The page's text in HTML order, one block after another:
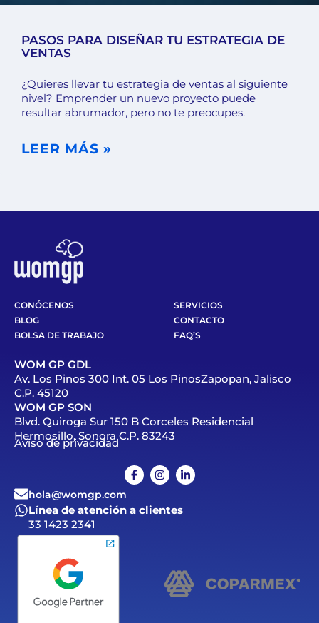
PASOS PARA DISEÑAR TU ESTRATEGIA DE
VENTAS
¿Quieres llevar tu estrategia de ventas al siguiente
nivel? Emprender un nuevo proyecto puede
resultar abrumador, pero no te preocupes.
LEER MÁS »
CONÓCENOS
SERVICIOS
BLOG
CONTACTO
BOLSA DE TRABAJO
FAQ’S
WOM GP GDL
Av. Los Pinos 300 Int. 05 Los PinosZapopan, Jalisco
C.P. 45120
WOM GP SON
Blvd. Quiroga Sur 150 B Corceles Residencial
Hermosillo, Sonora C.P. 83243
Aviso de privacidad
hola@womgp.com
Línea de atención a clientes
33 1423 2341